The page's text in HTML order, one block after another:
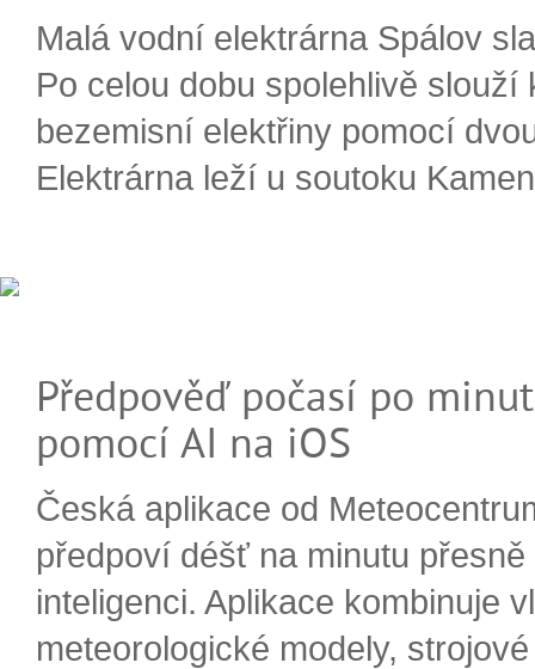
Malá vodní elektrárna Spálov
Po celou dobu spolehlivě slouží
bezemisní elektřiny pomocí
Elektrárna leží u soutoku
Předpověď počasí po
pomocí AI na iOS
Česká aplikace od
předpoví déšť na minutu
inteligenci. Aplikace kombinuje
meteorologické modely,